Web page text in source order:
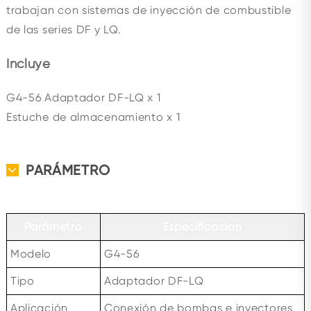
trabajan con sistemas de inyección de combustible
de las series DF y LQ.
Incluye
G4-56 Adaptador DF-LQ x 1
Estuche de almacenamiento x 1
PARÁMETRO
Modelo G4-56
Tipo Adaptador DF-LQ
Aplicación Conexión de bombas e inyectores